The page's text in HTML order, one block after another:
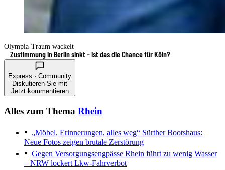
Olympia-Traum wackelt
Zustimmung in Berlin sinkt – ist das die Chance für Köln?
Express · Community
Diskutieren Sie mit
Jetzt kommentieren
Alles zum Thema Rhein
„Möbel, Erinnerungen, alles weg“ Sürther Bootshaus:
Neue Fotos zeigen brutale Zerstörung
Gegen Versorgungsengpässe Rhein führt zu wenig Wasser
– NRW lockert Lkw-Fahrverbot